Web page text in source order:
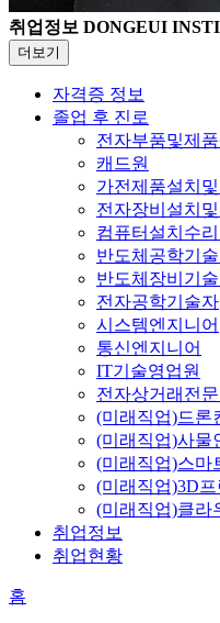
취업정보 DONGEUI
더보기
자격증 정보
졸업 후 진로
전자부품및제
캐드원
가전제품설치
전자장비설치
컴퓨터설치수리
반도체공학기
반도체장비기
전자공학기술자
시스템엔지니어
통신엔지니어
IT기술영업원
전자상거래전
(미래직업)드론
(미래직업)사물
(미래직업)스마
(미래직업)3D
(미래직업)클라
취업정보
취업현황
홈